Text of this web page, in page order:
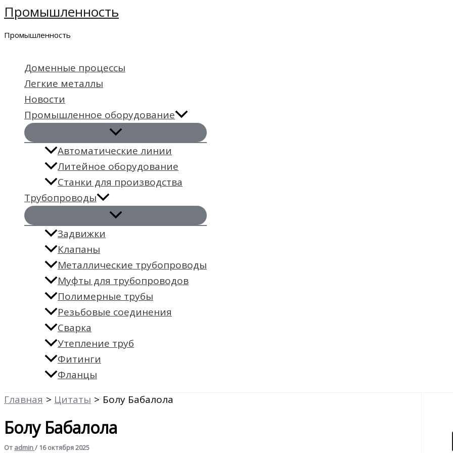
Перейти
содержимому
Промышленность
Промышленность
Доменные процессы
Легкие металлы
Новости
Промышленное оборудование
Автоматические линии
Литейное оборудование
Станки для производства
Трубопроводы
Задвижки
Клапаны
Металлические трубопроводы
Муфты для трубопроводов
Полимерные трубы
Резьбовые соединения
Сварка
Утепление труб
Фитинги
Фланцы
Главная
Цитаты Болу Бабалола
Болу Бабалола
От admin/ 16 октября 2025